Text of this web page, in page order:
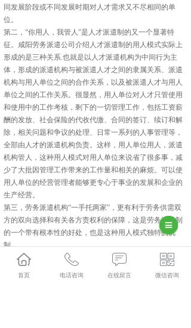
同发展阶段或不同发展时期对人才需求又不尽相同的单
位。
第二，“你用人，我管人”是人才派遣制的又一个显著特
征。咸阳劳务派遣公司介绍人才派遣制的用人模式实际上
形成的是三种关系.也就是以人才派遣机构为中间行为主
体，形成的派遣机构与被派遣人才之间的隶属关系、派遣
机构与用人单位之间的合作关系，以及被派遣人才与用人
单位之间的工作关系。很显然，用人单位对人才只管使用
和使用中的工作考核，剩下的一切管理工作，包括工资薪
酬的发放、社会保险的代收代缴、合同的签订、续订和解
除，相关问题和争议的处理、日常一系列的人事管理等，
全部由人才的派遣机构负责。这样，用人单位用人，派遣
机构管人，这种用人模式对用人单位来说省了很多事，减
少了大批因管理工作带来的工作量和相关的麻烦。可以使
用人单位的经营管理者能够更专心于事业的发展和企业的
生产经营。
第三，劳务派遣机构“一手托两家”，更有利于劳务供需双
方的双向选择和有关各方责权利的保障，这是劳务派遣制
的一个带有根本性的好处，也是这种用人模式独特的机
制。
在中国加入世贸的新背景下，为适应来自国际和国内日益
剧烈的市场竞争的需要，继续保持或增创企业核心竞争优
首页 电话咨询 在线留言 微信咨询